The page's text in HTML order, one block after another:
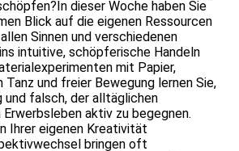
dieser Woche haben Sie
Blick auf die eigenen Ressourcen
Sinnen und verschiedenen
intuitive, schöpferische Handeln
mit Papier,
Tanz und freier Bewegung lernen Sie,
und falsch, der alltäglichen
Erwerbsleben aktiv zu begegnen.
Ihrer eigenen Kreativität
bringen oft